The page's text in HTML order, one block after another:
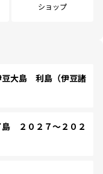
ショップ
大島 利島（伊豆諸
２０２７～２０２